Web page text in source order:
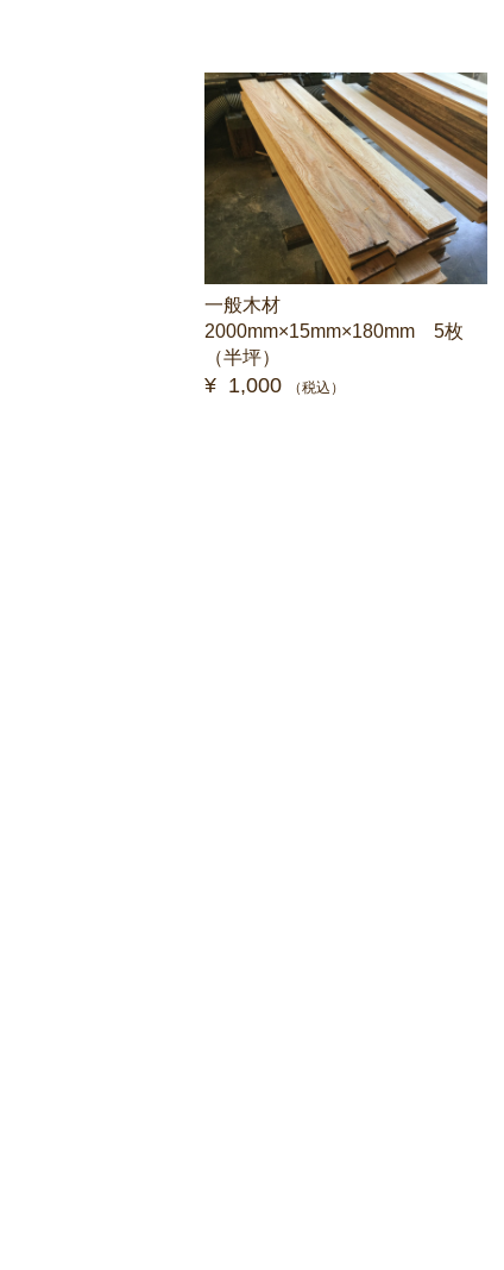
一般木材
2000mm×15mm×180mm 5枚
（半坪）
¥ 1,000 （税込）